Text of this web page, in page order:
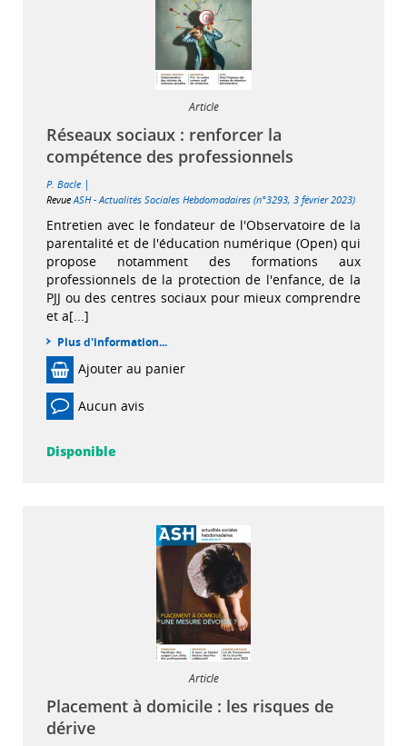
Article
Réseaux sociaux : renforcer la
compétence des professionnels
P. Bacle |
RevueASH - Actualités Sociales Hebdomadaires (n°3293, 3 février 2023)
Entretien avec le fondateur de l'Observatoire de la
parentalité et de l'éducation numérique (Open) qui
propose notamment des formations aux
professionnels de la protection de l'enfance, de la
PJJ ou des centres sociaux pour mieux comprendre
et a[...]
Plus d'information...
Ajouter au panier
Aucun avis
Disponible
Article
Placement à domicile : les risques de
dérive